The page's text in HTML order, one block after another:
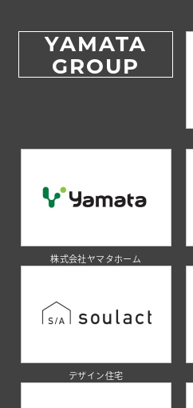
YAMATA
GROUP
株式会社ヤマタホーム
デザイン住宅